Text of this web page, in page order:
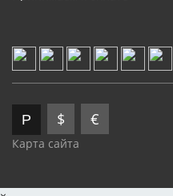
Р $ €
Карта сайта